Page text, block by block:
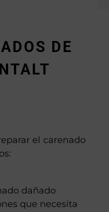
DE
el carenado
dañado
que necesita